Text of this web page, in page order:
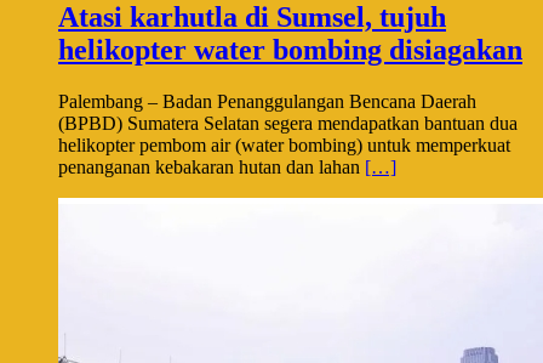
Atasi karhutla di Sumsel, tujuh
helikopter water bombing disiagakan
Palembang – Badan Penanggulangan Bencana Daerah
(BPBD) Sumatera Selatan segera mendapatkan bantuan dua
helikopter pembom air (water bombing) untuk memperkuat
penanganan kebakaran hutan dan lahan […]